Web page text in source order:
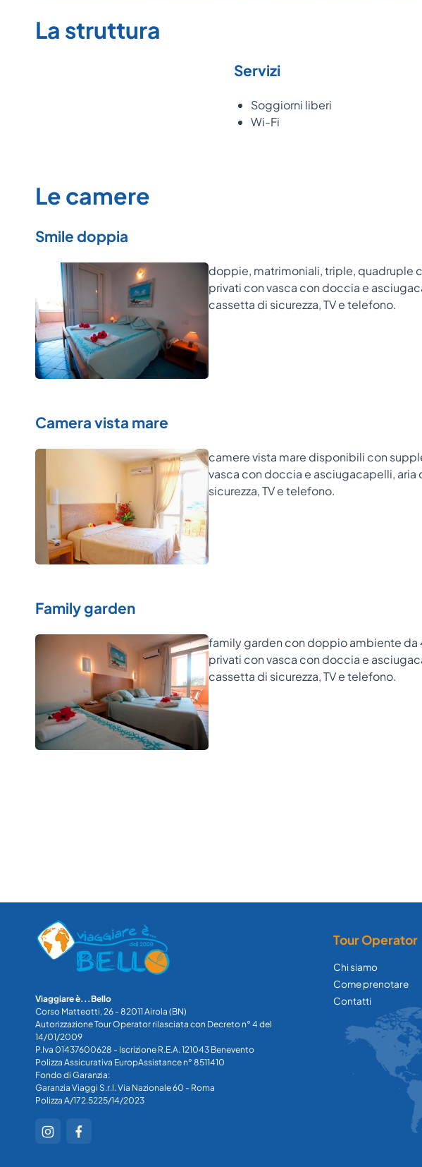
La struttura
Servizi
Soggiorni liberi
Wi-Fi
Le camere
Smile doppia
doppie, matrimoniali, triple, quadruple
privati con vasca con doccia e
cassetta di sicurezza, TV e telefono.
Camera vista mare
camere vista mare disponibili con
vasca con doccia e asciugacapelli,
sicurezza, TV e telefono.
Family garden
family garden con doppio ambiente da
privati con vasca con doccia e
cassetta di sicurezza, TV e telefono.
Viaggiare è...Bello
Corso Matteotti, 26 - 82011 Airola (BN)
Autorizzazione Tour Operator rilasciata con Decreto n° 4 del
14/01/2009
P.Iva 01437600628 - Iscrizione R.E.A. 121043 Benevento
Polizza Assicurativa EuropAssistance n° 8511410
Fondo di Garanzia:
Garanzia Viaggi S.r.l. Via Nazionale 60 - Roma
Polizza A/172.5225/14/2023
Tour Operator
Chi siamo
Come prenotare
Contatti